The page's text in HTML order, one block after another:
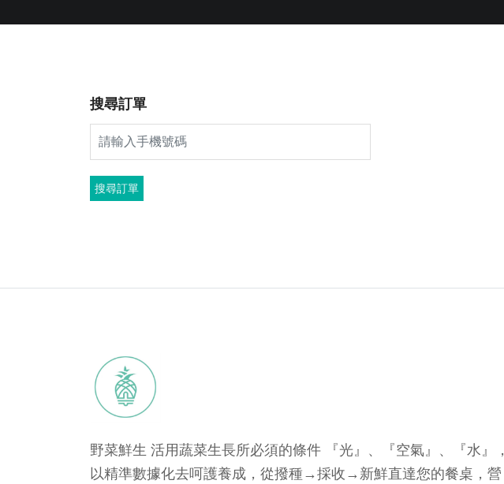
搜尋訂單
野菜鮮生 活用蔬菜生長所必須的條件 『光』、『空氣』、『水』，
以精準數據化去呵護養成，從撥種→採收→新鮮直達您的餐桌，營